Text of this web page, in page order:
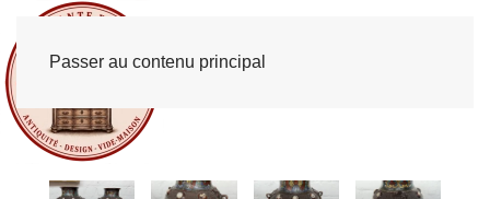
Passer au contenu principal